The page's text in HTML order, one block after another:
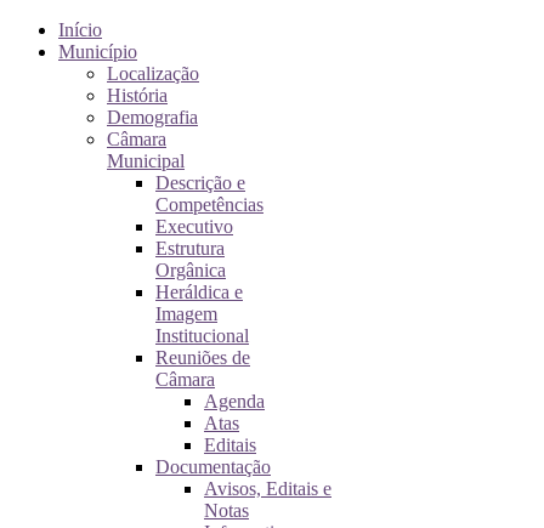
Início
Município
Localização
História
Demografia
Câmara
Municipal
Descrição e
Competências
Executivo
Estrutura
Orgânica
Heráldica e
Imagem
Institucional
Reuniões de
Câmara
Agenda
Atas
Editais
Documentação
Avisos, Editais e
Notas